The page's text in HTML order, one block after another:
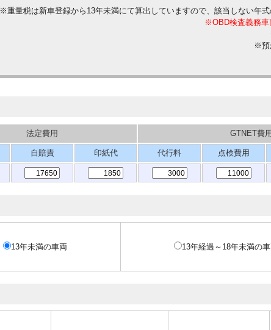
※重量税は新車登録から13年未満にて算出していますので、該当しない年
※OBD検査義務車
※預
法定費用
GTNET費用
自賠責 印紙代 代行料 点検費用
13年未満の車両 13年経過～18年未満の